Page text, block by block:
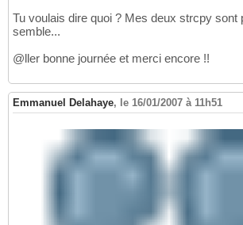
Tu voulais dire quoi ? Mes deux strcpy sont
semble...
@ller bonne journée et merci encore !!
Emmanuel Delahaye, le 16/01/2007 à 11h51